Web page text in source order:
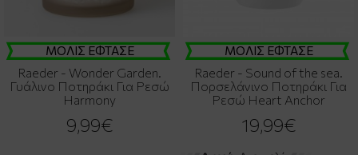
ΜΟΛΙΣ ΕΦΤΑΣΕ
Raeder - Wonder Garden.
Γυάλινο Ποτηράκι Για Ρεσώ
Harmony
9,99€
ΜΟΛΙΣ ΕΦΤΑΣΕ
Raeder - Sound of the sea.
Πορσελάνινο Ποτηράκι Για
Ρεσώ Heart Anchor
19,99€